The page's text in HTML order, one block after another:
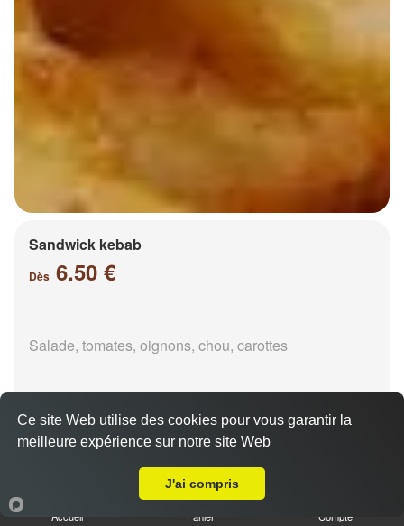
Sandwick kebab
Dès 6.50 €
Salade, tomates, oignons, chou, carottes
Accueil Panier Compte
Ce site Web utilise des cookies pour vous garantir la
meilleure expérience sur notre site Web
J'ai compris